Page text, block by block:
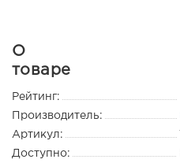
О
товаре
Рейтинг:
Производитель:
Артикул:
Доступно: